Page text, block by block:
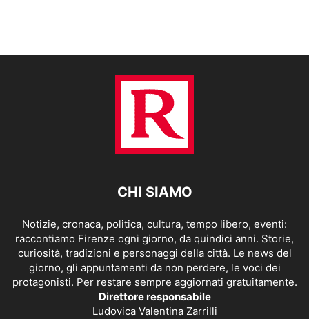
CHI SIAMO
Notizie, cronaca, politica, cultura, tempo libero, eventi:
raccontiamo Firenze ogni giorno, da quindici anni. Storie,
curiosità, tradizioni e personaggi della città. Le news del
giorno, gli appuntamenti da non perdere, le voci dei
protagonisti. Per restare sempre aggiornati gratuitamente.
Direttore responsabile
Ludovica Valentina Zarrilli